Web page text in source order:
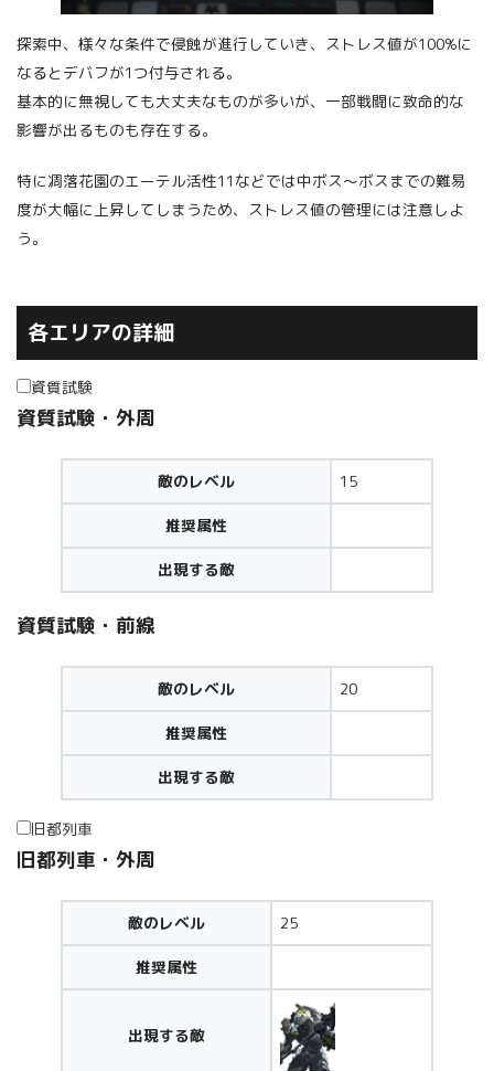
探索中、様々な条件で侵蝕が進行していき、ストレス値が100%に
なるとデバフが1つ付与される。
基本的に無視しても大丈夫なものが多いが、一部戦闘に致命的な
影響が出るものも存在する。
特に凋落花園のエーテル活性11などでは中ボス～ボスまでの難易
度が大幅に上昇してしまうため、ストレス値の管理には注意しよ
う。
各エリアの詳細
資質試験
資質試験・外周
敵のレベル 15
推奨属性
出現する敵
資質試験・前線
敵のレベル 20
推奨属性
出現する敵
旧都列車
旧都列車・外周
敵のレベル 25
推奨属性
出現する敵